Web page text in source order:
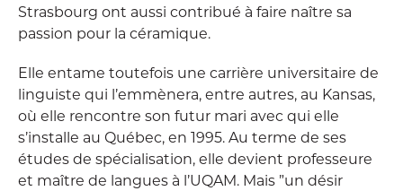
Strasbourg ont aussi contribué à faire naître sa
passion pour la céramique.
Elle entame toutefois une carrière universitaire de
linguiste qui l’emmènera, entre autres, au Kansas,
où elle rencontre son futur mari avec qui elle
s’installe au Québec, en 1995. Au terme de ses
études de spécialisation, elle devient professeure
et maître de langues à l’UQAM. Mais ”un désir